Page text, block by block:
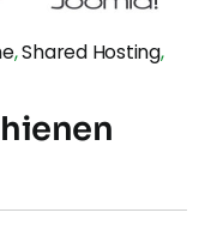
,Shared Hosting,